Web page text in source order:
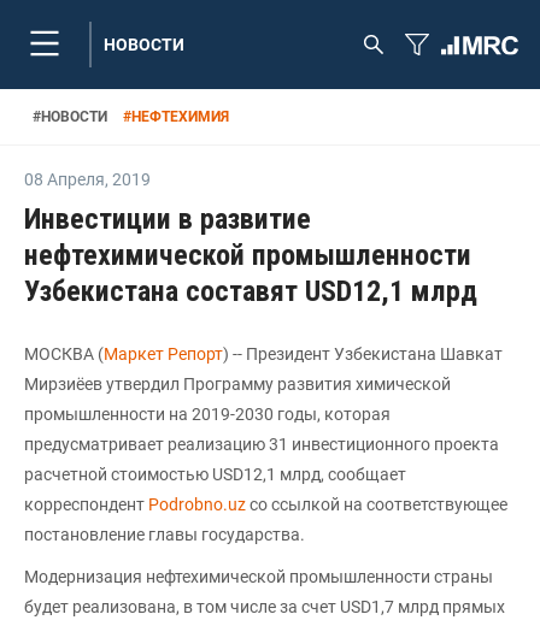
НОВОСТИ
#НОВОСТИ #НЕФТЕХИМИЯ
08 Апреля, 2019
Инвестиции в развитие
нефтехимической промышленности
Узбекистана составят USD12,1 млрд
МОСКВА (Маркет Репорт) -- Президент Узбекистана Шавкат
Мирзиёев утвердил Программу развития химической
промышленности на 2019-2030 годы, которая
предусматривает реализацию 31 инвестиционного проекта
расчетной стоимостью USD12,1 млрд, сообщает
корреспондент Podrobno.uzсо ссылкой на соответствующее
постановление главы государства.
Модернизация нефтехимической промышленности страны
будет реализована, в том числе за счет USD1,7 млрд прямых